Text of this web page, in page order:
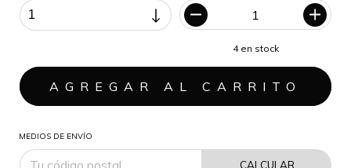
4en stock
MEDIOS DE ENVÍO
CALCULAR